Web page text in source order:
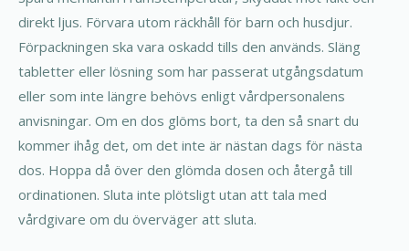
direkt ljus. Förvara utom räckhåll för barn och husdjur.
Förpackningen ska vara oskadd tills den används. Släng
tabletter eller lösning som har passerat utgångsdatum
eller som inte längre behövs enligt vårdpersonalens
anvisningar. Om en dos glöms bort, ta den så snart du
kommer ihåg det, om det inte är nästan dags för nästa
dos. Hoppa då över den glömda dosen och återgå till
ordinationen. Sluta inte plötsligt utan att tala med
vårdgivare om du överväger att sluta.